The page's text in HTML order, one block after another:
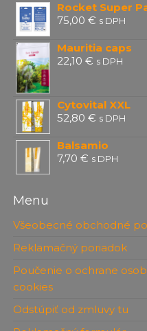
Rocket Super
75,00€ s DPH
Mauritia caps
22,10€ s DPH
Cytovital XXL
52,80€ s DPH
Balsamio
7,70€ s DPH
Menu
Všeobecné obchodné
Reklamačný poriadok
Poučenie o ochrane
cookies
Odstúpiť od zmluvy tu